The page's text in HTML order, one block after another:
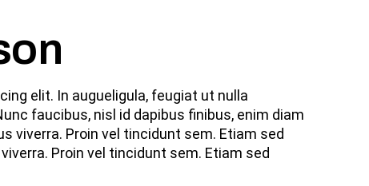
elit. In augueligula, feugiat ut nulla
faucibus, nisl id dapibus finibus, enim diam
viverra. Proin vel tincidunt sem. Etiam sed
Proin vel tincidunt sem. Etiam sed